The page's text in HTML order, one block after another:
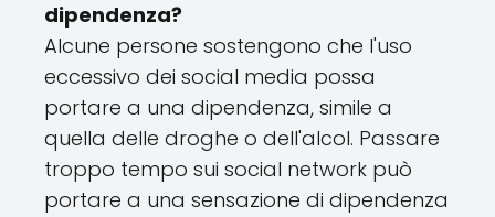
dipendenza?
Alcune persone sostengono che l'uso
eccessivo dei social media possa
portare a una dipendenza, simile a
quella delle droghe o dell'alcol. Passare
troppo tempo sui social network può
portare a una sensazione di dipendenza